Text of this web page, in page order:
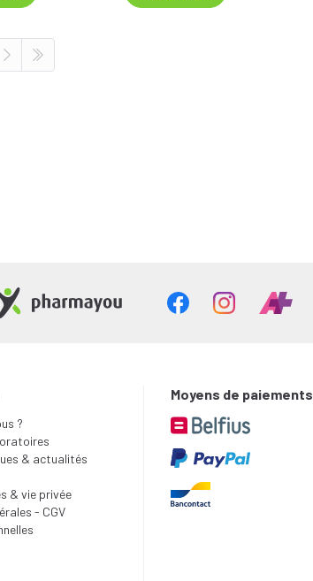
?
& actualités
& vie privée
- CGV
Moyens de paiements